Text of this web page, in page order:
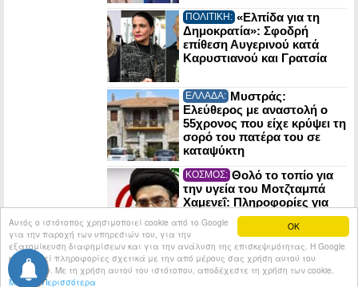
OK
Αυτός ο ιστότοπος χρησιμοποιεί cookie από το Google
για την παροχή των υπηρεσιών του, για την
εξατομίκευση διαφημίσεων και για την ανάλυση της επισκεψιμότητας. Η Google
κοινοποιεί πληροφορίες σχετικά με την από μέρους σας χρήση αυτού του
ιστότοπου. Με τη χρήση αυτού του ιστότοπου, αποδέχεστε τη χρήση των cookie.
Μάθετε Περισσότερα
ΠΟΛΙΤΙΚΗ: «Ελπίδα για τη
Δημοκρατία»: Σφοδρή
επίθεση Αυγερινού κατά
Καρυστιανού και Γρατσία
ΕΛΛΑΔΑ: Μυστράς:
Ελεύθερος με αναστολή ο
55χρονος που είχε κρύψει τη
σορό του πατέρα του σε
καταψύκτη
ΚΟΣΜΟΣ: Θολό το τοπίο για
την υγεία του Μοτζταμπά
Χαμενεΐ: Πληροφορίες για
κρίσιμη κατάσταση και
απομόνωση στη Τεχεράνη
© 2026 Tribune.gr All rights reserved.
Entries RSS
Κατασκευή Ιστοσελίδων tcp.gr Project - V2